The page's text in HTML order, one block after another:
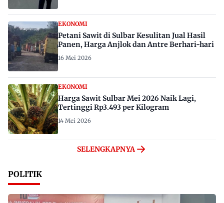
EKONOMI
Petani Sawit di Sulbar Kesulitan Jual Hasil
Panen, Harga Anjlok dan Antre Berhari-hari
16 Mei 2026
EKONOMI
Harga Sawit Sulbar Mei 2026 Naik Lagi,
Tertinggi Rp3.493 per Kilogram
14 Mei 2026
SELENGKAPNYA
POLITIK